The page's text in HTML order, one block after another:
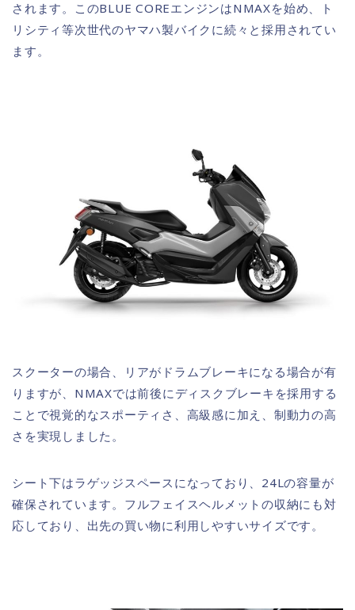
されます。このBLUE COREエンジンはNMAXを始め、ト
リシティ等次世代のヤマハ製バイクに続々と採用されてい
ます。
スクーターの場合、リアがドラムブレーキになる場合が有
りますが、NMAXでは前後にディスクブレーキを採用する
ことで視覚的なスポーティさ、高級感に加え、制動力の高
さを実現しました。
シート下はラゲッジスペースになっており、24Lの容量が
確保されています。フルフェイスヘルメットの収納にも対
応しており、出先の買い物に利用しやすいサイズです。